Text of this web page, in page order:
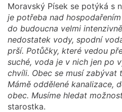
Moravský Písek se potýká s
je potřeba nad
do budoucna velmi
nedostatek vody, spodní
prší. Potůčky, které vedou
suché, voda je v nich jen po
chvíli. Obec se musí zabývat
Mámě oddělené kanalizace,
obec. Musíme hledat
starostka.